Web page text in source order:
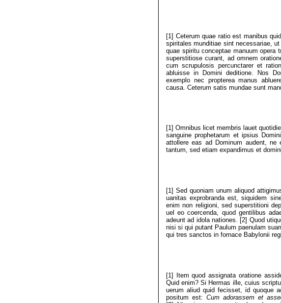
[1] Ceterum quae ratio est manibus
spiritales munditiae sint necessariae,
quae spiritu conceptae manuum opera
superstitiose curant, ad omnem
cum scrupulosis percunctarer et
abluisse in Domini deditione. Nos
exemplo nec propterea manus
causa. Ceterum satis mundae sunt
[1] Omnibus licet membris lauet
sanguine prophetarum et ipsius
attollere eas ad Dominum audent,
tantum, sed etiam expandimus et
[1] Sed quoniam unum aliquod
uanitas exprobranda est, siquidem
enim non religioni, sed superstitioni
uel eo coercenda, quod gentilibus
adeunt ad idola nationes. [2] Quod
nisi si qui putant Paulum paenulam
qui tres sanctos in fornace Babylonii
[1] Item quod assignata oratione
Quid enim? Si Hermas ille, cuius
uerum aliud quid fecisset, id quoque
positum est: Cum adorassem et